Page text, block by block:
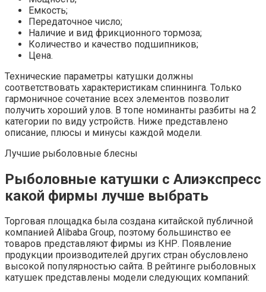
Емкость;
Передаточное число;
Наличие и вид фрикционного тормоза;
Количество и качество подшипников;
Цена.
Технические параметры катушки должны
соответствовать характеристикам спиннинга. Только
гармоничное сочетание всех элементов позволит
получить хороший улов. В топе номинанты разбиты на 2
категории по виду устройств. Ниже представлено
описание, плюсы и минусы каждой модели.
Лучшие рыболовные блесны
Рыболовные катушки с Алиэкспресс
какой фирмы лучше выбрать
Торговая площадка была создана китайской публичной
компанией Alibaba Group, поэтому большинство ее
товаров представляют фирмы из КНР. Появление
продукции производителей других стран обусловлено
высокой популярностью сайта. В рейтинге рыболовных
катушек представлены модели следующих компаний: